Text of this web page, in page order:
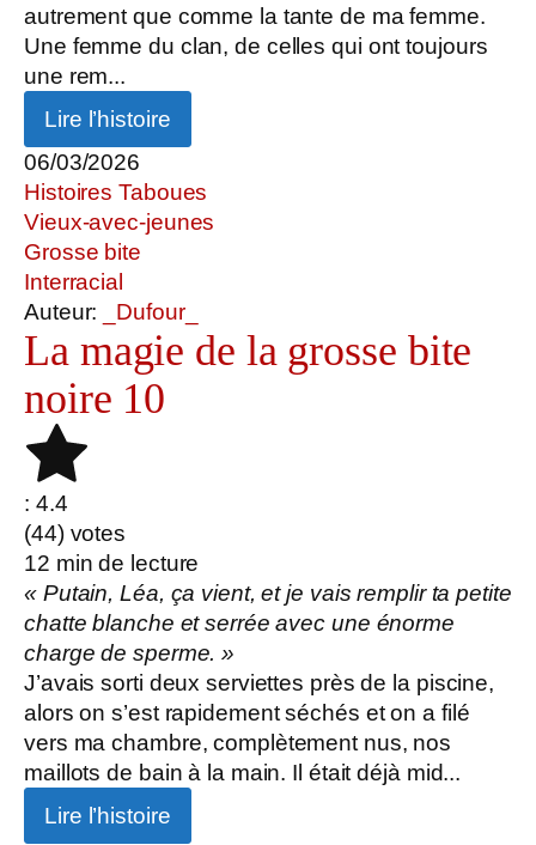
autrement que comme la tante de ma femme.
Une femme du clan, de celles qui ont toujours
une rem...
Lire l’histoire
06/03/2026
Histoires Taboues
Vieux-avec-jeunes
Grosse bite
Interracial
Auteur:
_Dufour_
La magie de la grosse bite
noire 10
: 4.4
(44) votes
12 min de lecture
« Putain, Léa, ça vient, et je vais remplir ta petite
chatte blanche et serrée avec une énorme
charge de sperme. »
J’avais sorti deux serviettes près de la piscine,
alors on s’est rapidement séchés et on a filé
vers ma chambre, complètement nus, nos
maillots de bain à la main. Il était déjà mid...
Lire l’histoire